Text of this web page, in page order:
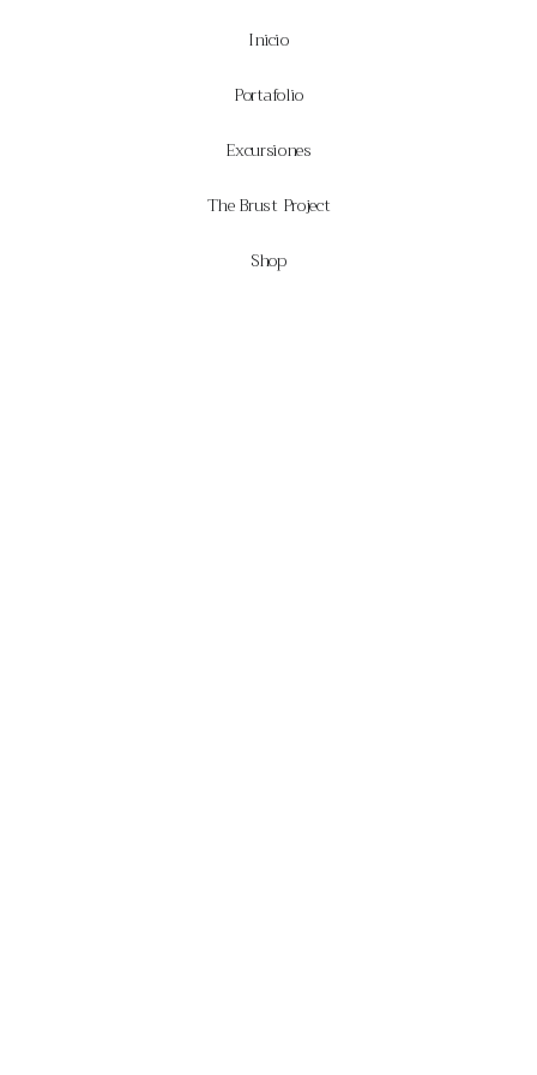
Inicio
Portafolio
Excursiones
The Brust Project
Shop